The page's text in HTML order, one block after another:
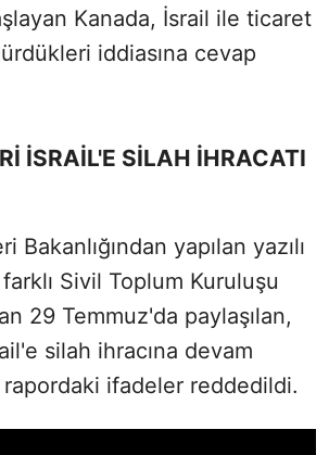
Kanada, İsrail ile ticaret
iddiasına cevap
İSRAİL'E SİLAH İHRACATI
Bakanlığından yapılan yazılı
Sivil Toplum Kuruluşu
29 Temmuz'da paylaşılan,
silah ihracına devam
ifadeler reddedildi.